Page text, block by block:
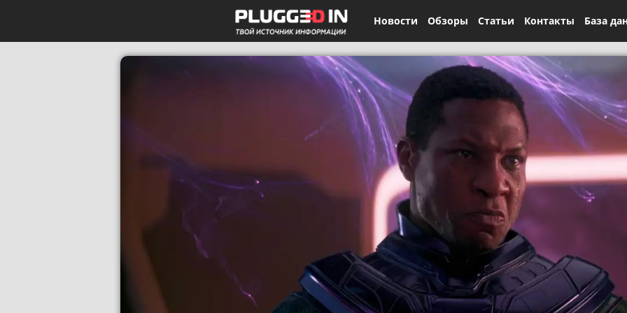
Новости Обзоры Статьи Контакты База